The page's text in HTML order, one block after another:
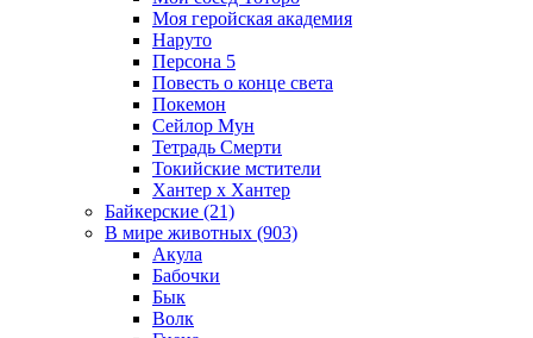
Моя геройская академия
Наруто
Персона 5
Повесть о конце света
Покемон
Сейлор Мун
Тетрадь Смерти
Токийские мстители
Хантер х Хантер
Байкерские (21)
В мире животных (903)
Акула
Бабочки
Бык
Волк